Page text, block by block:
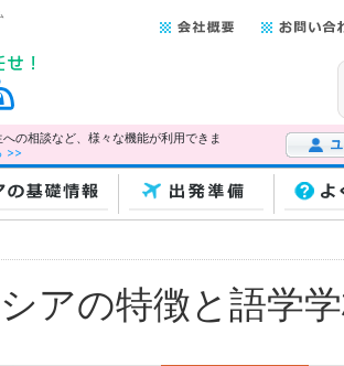
の相談など、様々な機能が利用できま
>>
ユーザー
基礎情報
アの特徴と語学